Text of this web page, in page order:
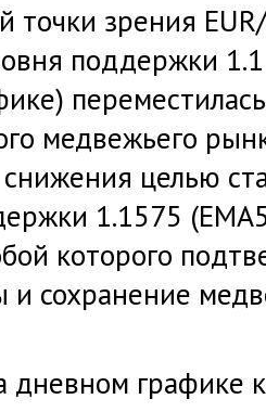
точки зрения
поддержки
медвежьего
целью
1.1575
которого
и сохранение
дневном графике